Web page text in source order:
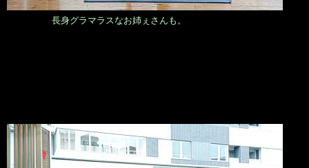
長身グラマラスなお姉ぇさんも。